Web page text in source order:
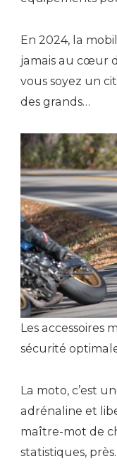
En 2024, la
jamais au cœur
vous soyez un
des grands…
Les accessoires
sécurité
La moto, c’est
adrénaline et
maître-mot de
statistiques,